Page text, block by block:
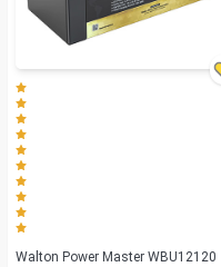
Walton Power Master WBU12120